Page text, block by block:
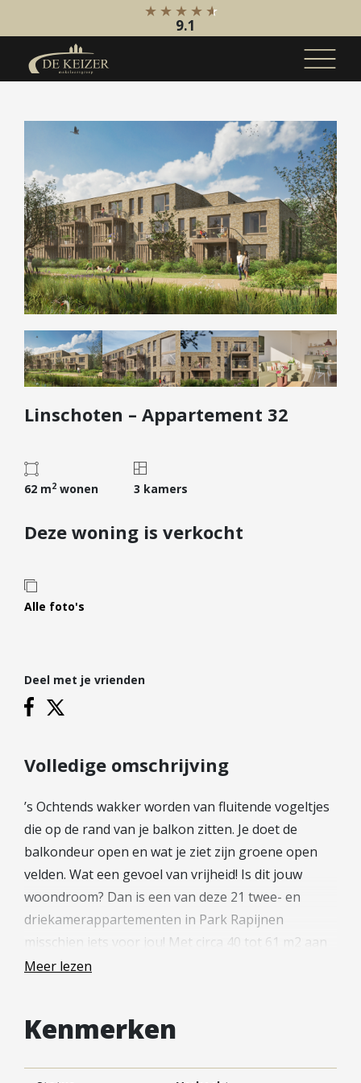
Koopaanbod
Internationaal
Nieuwbouw
Bedrijfsaanbod
Huuraanbod
Bestaande bouw
Internationaal
Nieuwbouw
Bedrijfsaanbod
Diensten
Kopen
Huren
Verhuren
Verzekeren
Projectontwikkelaars
Hypotheekadvies
Hypotheek oversluiten
Starterslening
Banken
Duurzame hypotheek
Reviews
Contact
Leer ons kennen
Over Ons
FAQ
9.1
Linschoten – Appartement 32
62 m2 wonen 3 kamers
Deze woning is verkocht
Alle foto's
Deel met je vrienden
Volledige omschrijving
’s Ochtends wakker worden van fluitende vogeltjes
die op de rand van je balkon zitten. Je doet de
balkondeur open en wat je ziet zijn groene open
velden. Wat een gevoel van vrijheid! Is dit jouw
woondroom? Dan is een van deze 21 twee- en
driekamerappartementen in Park Rapijnen
misschien iets voor jou! Met circa 40 tot 61 m2 aan
woonoppervlakte, 1 of 2 slaapkamers en een
opkomende zon en de natuur om je heen. Iets voor
Meer lezen
Kenmerken